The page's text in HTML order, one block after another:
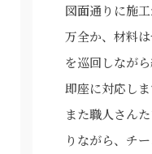
図面通りに施
万全か、材料
を巡回しなが
即座に対応しま
また職人さん
りながら、チ